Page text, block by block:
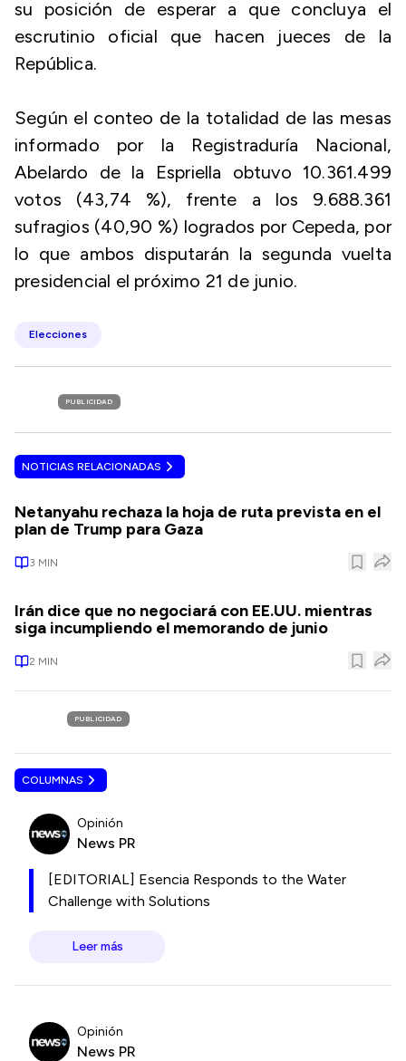
su posición de esperar a que concluya el
escrutinio oficial que hacen jueces de la
República.
Según el conteo de la totalidad de las mesas
informado por la Registraduría Nacional,
Abelardo de la Espriella obtuvo 10.361.499
votos (43,74 %), frente a los 9.688.361
sufragios (40,90 %) logrados por Cepeda, por
lo que ambos disputarán la segunda vuelta
presidencial el próximo 21 de junio.
Elecciones
PUBLICIDAD
NOTICIAS RELACIONADAS
Netanyahu rechaza la hoja de ruta prevista en el
plan de Trump para Gaza
3 MIN
Irán dice que no negociará con EE.UU. mientras
siga incumpliendo el memorando de junio
2 MIN
PUBLICIDAD
COLUMNAS
Opinión
News PR
[EDITORIAL] Esencia Responds to the Water
Challenge with Solutions
Leer más
Opinión
News PR